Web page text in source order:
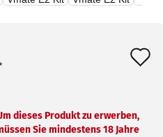
dieses Produkt zu erwerben,
Sie mindestens 18 Jahre